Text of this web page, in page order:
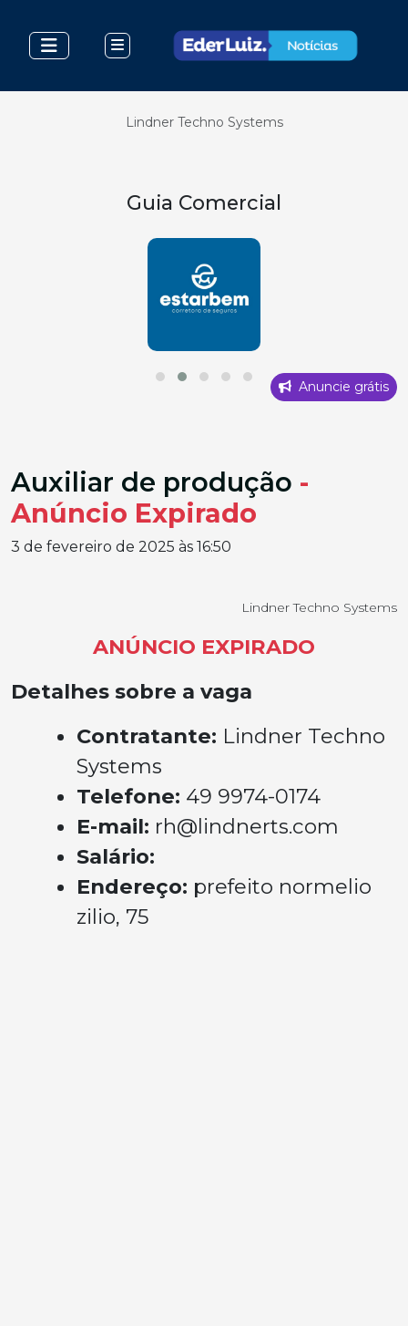
Lindner Techno Systems
Guia Comercial
Anuncie grátis
Auxiliar de produção -
Anúncio Expirado
3 de fevereiro de 2025 às 16:50
Lindner Techno Systems
ANÚNCIO EXPIRADO
Detalhes sobre a vaga
Contratante: Lindner Techno
Systems
Telefone: 49 9974-0174
E-mail: rh@lindnerts.com
Salário:
Endereço: prefeito normelio
zilio, 75